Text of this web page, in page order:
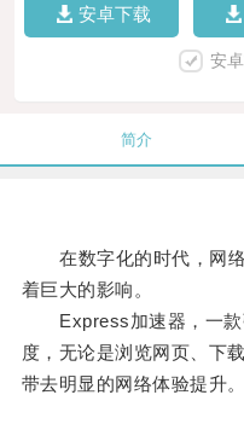
安卓下载
安
简介
在数字化的时代，网络
着巨大的影响。
Express加速器，一款
度，无论是浏览网页、下
带去明显的网络体验提升。